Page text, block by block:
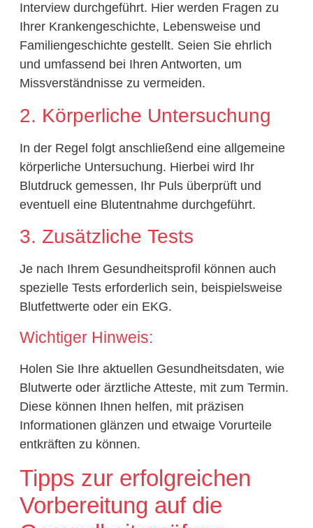
Interview durchgeführt. Hier werden Fragen zu
Ihrer Krankengeschichte, Lebensweise und
Familiengeschichte gestellt. Seien Sie ehrlich
und umfassend bei Ihren Antworten, um
Missverständnisse zu vermeiden.
2. Körperliche Untersuchung
In der Regel folgt anschließend eine allgemeine
körperliche Untersuchung. Hierbei wird Ihr
Blutdruck gemessen, Ihr Puls überprüft und
eventuell eine Blutentnahme durchgeführt.
3. Zusätzliche Tests
Je nach Ihrem Gesundheitsprofil können auch
spezielle Tests erforderlich sein, beispielsweise
Blutfettwerte oder ein EKG.
Wichtiger Hinweis:
Holen Sie Ihre aktuellen Gesundheitsdaten, wie
Blutwerte oder ärztliche Atteste, mit zum Termin.
Diese können Ihnen helfen, mit präzisen
Informationen glänzen und etwaige Vorurteile
entkräften zu können.
Tipps zur erfolgreichen
Vorbereitung auf die